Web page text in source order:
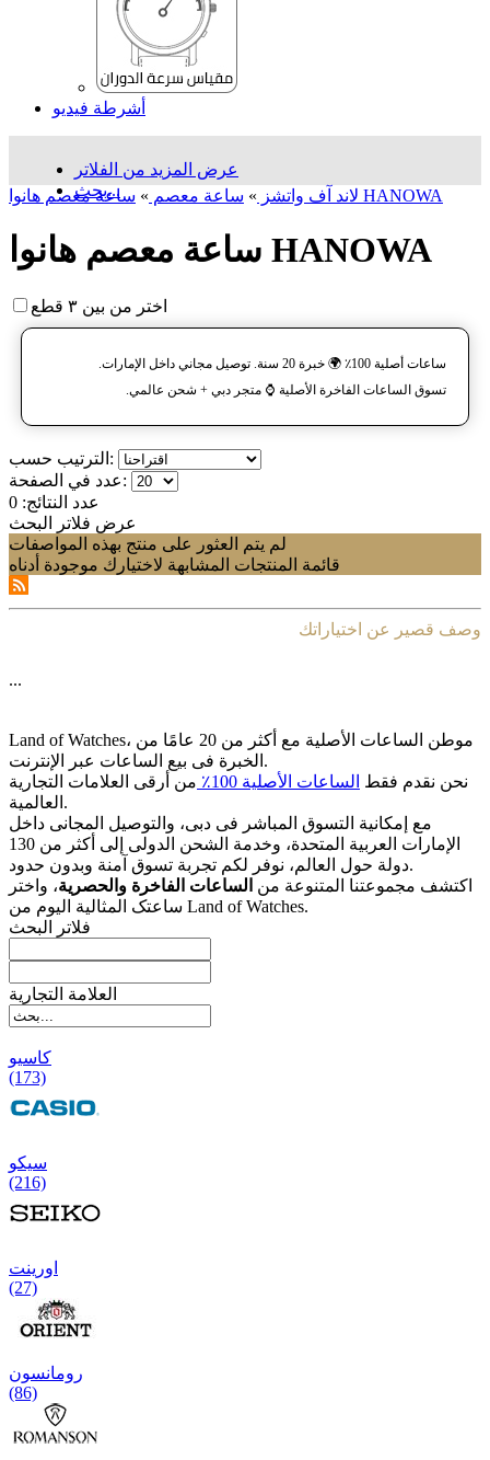
أشرطة فيديو
عرض المزيد من الفلاتر
بحث...
لاند آف واتشز » ساعة معصم » ساعة معصم هانوا HANOWA
ساعة معصم هانوا HANOWA
اختر من بين ٣ قطع
ساعات أصلية 100٪ 🌍 خبرة 20 سنة. توصيل مجاني داخل الإمارات.
تسوق الساعات الفاخرة الأصلية ⌚️ متجر دبي + شحن عالمي.
الترتيب حسب:
عدد في الصفحة:
عدد النتائج: 0
عرض فلاتر البحث
لم يتم العثور على منتج بهذه المواصفات
قائمة المنتجات المشابهة لاختيارك موجودة أدناه
وصف قصير عن اختياراتك
...
Land of Watches، موطن الساعات الأصلیة مع أکثر من 20 عامًا من
الخبرة فی بیع الساعات عبر الإنترنت.
نحن نقدم فقط الساعات الأصلیة 100٪
من أرقى العلامات التجاریة
العالمیة.
مع إمکانیة التسوق المباشر فی دبی، والتوصیل المجانی داخل
الإمارات العربیة المتحدة، وخدمة الشحن الدولی إلى أکثر من 130
دولة حول العالم، نوفر لکم تجربة تسوق آمنة وبدون حدود.
اکتشف مجموعتنا المتنوعة من الساعات الفاخرة والحصریة، واختر
ساعتک المثالیة الیوم من Land of Watches.
فلاتر البحث
العلامة التجارية
کاسیو
(173)
سیکو
(216)
اورینت
(27)
رومانسون
(86)